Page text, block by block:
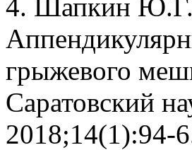
4. Шапкин
грыжевого
Саратовский
2018;14(1):94-